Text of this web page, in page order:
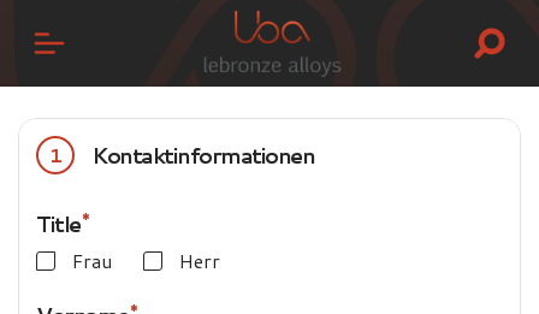
1 Kontaktinformationen
Title
Frau Herr